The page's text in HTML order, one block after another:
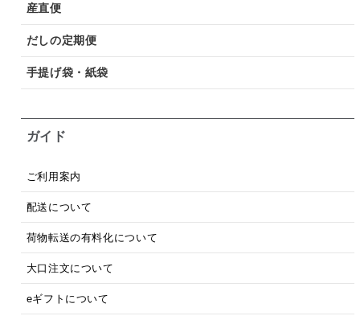
産直便
だしの定期便
手提げ袋・紙袋
ガイド
ご利用案内
配送について
荷物転送の有料化について
大口注文について
eギフトについて